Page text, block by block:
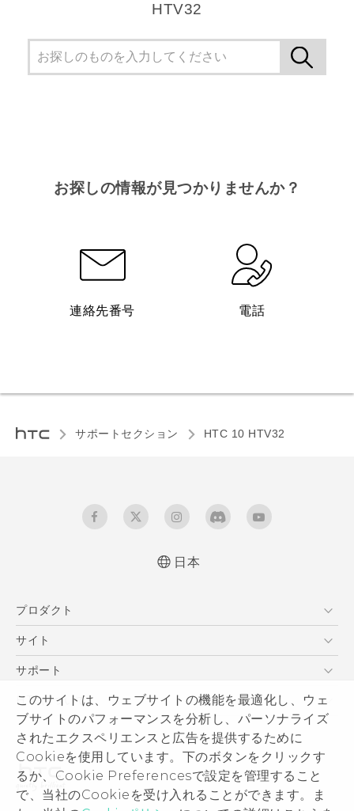
このサイトは、ウェブサイトの機能を最適化し、ウェ
ブサイトのパフォーマンスを分析し、パーソナライズ
されたエクスペリエンスと広告を提供するために
Cookieを使用しています。下のボタンをクリックす
るか、Cookie Preferencesで設定を管理すること
で、当社のCookieを受け入れることができます。ま
HTV32
お探しの情報が見つかりませんか？
連絡先番号 電話
サポートセクション HTC 10 HTV32‎
日本
プロダクト
スマートフォン
サイト
HTC Dev
HTC Research
サポート
サポートセンター
発送状況
サポート
保証規定
HTCについて
ESG
製品のセキュリティ
プライバシー ポリシー
プレスリリース